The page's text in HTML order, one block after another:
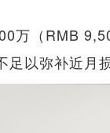
万（RMB
以弥补近月